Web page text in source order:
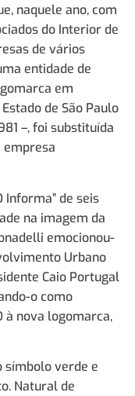
naquele ano, com
do Interior de
de vários
entidade de
em
de São Paulo
–, foi substituída
empresa
Informa” de seis
na imagem da
emocionou-
Urbano
Caio Portugal
o como
à nova logomarca,
símbolo verde e
Natural de